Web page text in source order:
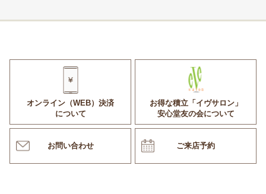
オンライン（WEB）決済
について
お得な積立「イヴサロン」
安心堂友の会について
お問い合わせ ご来店予約